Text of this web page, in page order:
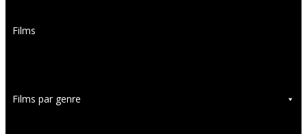
Films
Films par genre